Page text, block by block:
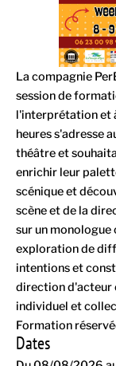
La compagnie
session de
l'interprétation et
heures s'adresse
théâtre et
enrichir leur
scénique et
scène et de la
sur un monologue
exploration de
intentions et
direction d'acteur
individuel et
Formation
Dates